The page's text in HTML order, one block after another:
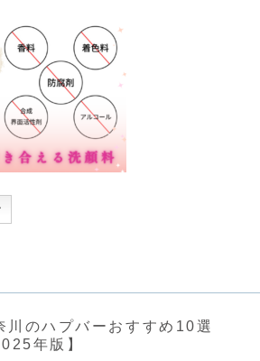
川のハプバーおすすめ10選
年版】